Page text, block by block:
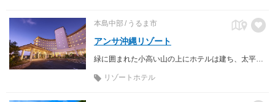
本島中部 うるま市
アンサ沖縄リゾート
緑に囲まれた小高い山の上にホテルは建ち、太平洋と東シナ海を楽しめるホテルです。
リゾートホテル